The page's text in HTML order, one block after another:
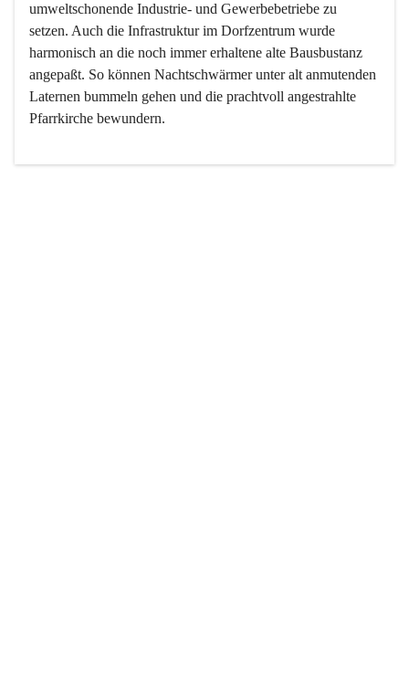
umweltschonende Industrie- und Gewerbebetriebe zu
setzen. Auch die Infrastruktur im Dorfzentrum wurde
harmonisch an die noch immer erhaltene alte Bausbustanz
angepaßt. So können Nachtschwärmer unter alt anmutenden
Laternen bummeln gehen und die prachtvoll angestrahlte
Pfarrkirche bewundern.
Der Weinbau dominert heute nicht mehr, ist aber integrativer